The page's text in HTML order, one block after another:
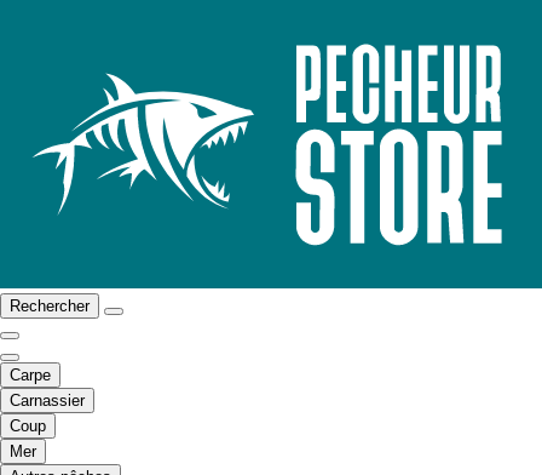
Rechercher
Carpe
Carnassier
Coup
Mer